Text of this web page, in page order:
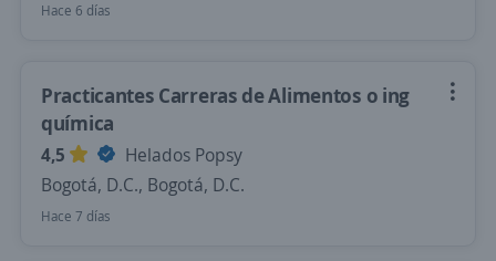
Hace 6 días
Practicantes Carreras de Alimentos o ing
química
4,5
Helados Popsy
Bogotá, D.C., Bogotá, D.C.
Hace 7 días